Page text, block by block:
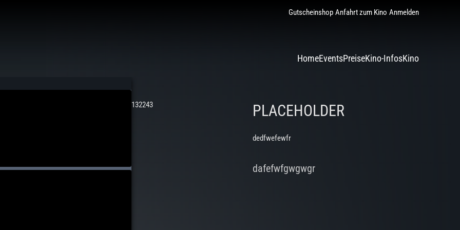
Gutscheinshop Anfahrt zum Kino Anmelden
HomeEventsPreiseKino-InfosKino
132243 PLACEHOLDER
dedfwefewfr
dafefwfgwgwgr